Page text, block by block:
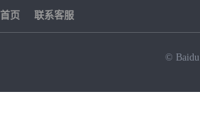
首页 联系客服
© Baidu